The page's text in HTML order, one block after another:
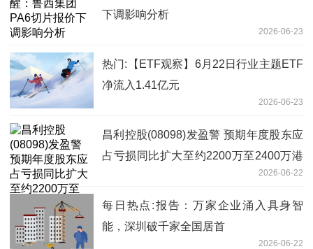
下调影响分析
2026-06-23
热门:【ETF观察】6月22日行业主题ETF
净流入1.41亿元
2026-06-23
昌利控股(08098)发盈警 预期年度股东应
占亏损同比扩大至约2200万至2400万港
2026-06-22
每日热点:报告：万家企业涌入具身智
能，深圳破千家全国居首
2026-06-22